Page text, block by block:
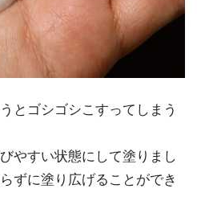
とゴシゴシこすってしまう
やすい状態にして塗りまし
ずに塗り広げることができ